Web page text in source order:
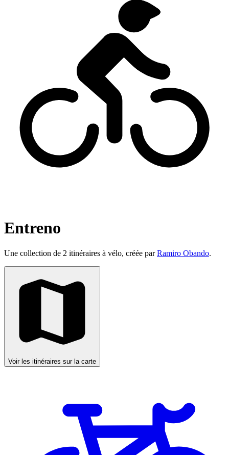
Entreno
Une collection de 2 itinéraires à vélo, créée parRamiro Obando.
Voir les itinéraires sur la carte